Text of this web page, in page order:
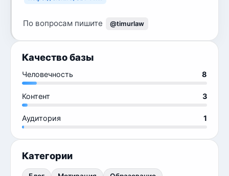
По вопросам пишите @timurlaw
Качество базы
Человечность 8
Контент 3
Аудитория 1
Категории